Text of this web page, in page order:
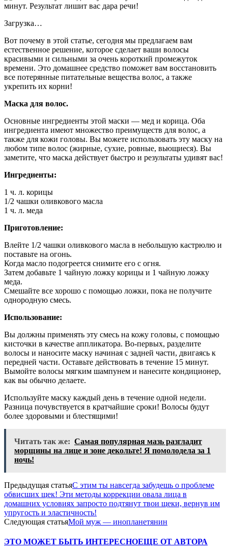
Загрузка…
Вот почему в этой статье, сегодня мы предлагаем вам
естественное решение, которое сделает ваши волосы
красивыми и сильными за очень короткий промежуток
времени. Это домашнее средство поможет вам восстановить
все потерянные питательные вещества волос, а также
укрепить их корни!
Маска для волос.
Основные ингредиенты этой маски — мед и корица. Оба
ингредиента имеют множество преимуществ для волос, а
также для кожи головы. Вы можете использовать эту маску на
любом типе волос (жирные, сухие, ровные, вьющиеся). Вы
заметите, что маска действует быстро и результаты удивят вас!
Ингредиенты:
1 ч. л. корицы
1/2 чашки оливкового масла
1 ч. л. меда
Приготовление:
Влейте 1/2 чашки оливкового масла в небольшую кастрюлю и
поставьте на огонь.
Когда масло подогреется снимите его с огня.
Затем добавьте 1 чайную ложку корицы и 1 чайную ложку
меда.
Смешайте все хорошо с помощью ложки, пока не получите
однородную смесь.
Использование:
Вы должны применять эту смесь на кожу головы, с помощью
кисточки в качестве аппликатора. Во-первых, разделите
волосы и наносите маску начиная с задней части, двигаясь к
передней части. Оставьте действовать в течение 15 минут.
Вымойте волосы мягким шампунем и нанесите кондиционер,
как вы обычно делаете.
Используйте маску каждый день в течение одной недели.
Разница почувствуется в кратчайшие сроки! Волосы будут
более здоровыми и блестящими!
Читать так же: Самая популярная мазь разгладит
морщины на лице и зоне декольте! Я помолодела за 1
ночь!
Предыдущая статьяС этим ты навсегда забудешь о проблеме
обвисших щек! Эти методы коррекции овала лица в
домашних условиях запросто подтянут твои щеки, вернув им
упругость и эластичность!
Следующая статьяМой муж — инопланетянин
ЭТО МОЖЕТ БЫТЬ ИНТЕРЕСНОЕЩЕ ОТ АВТОРА